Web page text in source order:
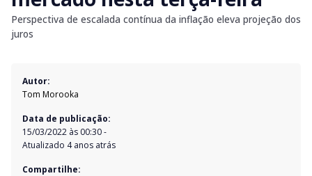
Perspectiva de escalada contínua da inflação eleva projeção dos
juros
Autor:
Tom Morooka
Data de publicação:
15/03/2022 às 00:30-
Atualizado 4 anos atrás
Compartilhe: